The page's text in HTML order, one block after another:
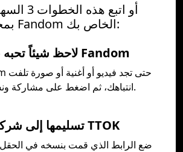
أو اتبع
بمحتوى Fandom الخاص بك:
1- لاحظ شيئاً تحبه على Fandom
انتباهك، ثم اضغط على مشاركة ونسخ الرابط.
2 - تسليمها إلى شركة TTOK
ضع الرابط الذي قمت بنسخه في